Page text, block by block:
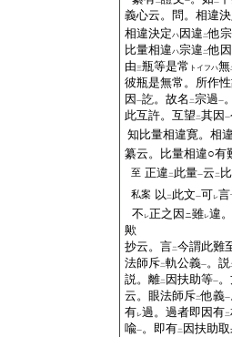
義心云。問。相違
相違決定ハ 因違 二他宗
比量相違ハ宗違 二他因
由三瓶等是常 トイフハ無
彼瓶是無常。所作
因 一訖。故名 二宗過一
此互許。互望 二其因 一
知比量相違寛。相
纂云。比量相違○有
至 正違 二 此量一云 二
私案 以 二 此文一可レ言
不 レ正之因 ニ雖レ違
歟
抄云。言二今謂此難
法師斥二軌公義一。説
説。離二 因扶助等一
云。眼法師斥二他義一
有レ過。過者即因有二
喩一。即有二 因扶助